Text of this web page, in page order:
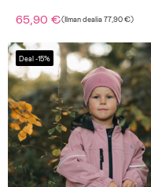
65,90 €(Ilman dealia77,90 €)
Deal -15%